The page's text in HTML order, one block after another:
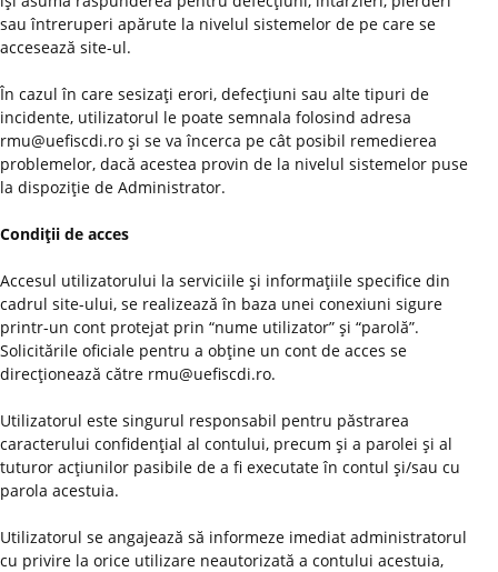
sau întreruperi apărute la nivelul sistemelor de pe care se
accesează site-ul.
În cazul în care sesizaţi erori, defecţiuni sau alte tipuri de
incidente, utilizatorul le poate semnala folosind adresa
rmu@uefiscdi.ro şi se va încerca pe cât posibil remedierea
problemelor, dacă acestea provin de la nivelul sistemelor puse
la dispoziţie de Administrator.
Condiţii de acces
Accesul utilizatorului la serviciile şi informaţiile specifice din
cadrul site-ului, se realizează în baza unei conexiuni sigure
printr-un cont protejat prin “nume utilizator” şi “parolă”.
Solicitările oficiale pentru a obţine un cont de acces se
direcţionează către rmu@uefiscdi.ro.
Utilizatorul este singurul responsabil pentru păstrarea
caracterului confidenţial al contului, precum şi a parolei şi al
tuturor acţiunilor pasibile de a fi executate în contul şi/sau cu
parola acestuia.
Utilizatorul se angajează să informeze imediat administratorul
cu privire la orice utilizare neautorizată a contului acestuia,